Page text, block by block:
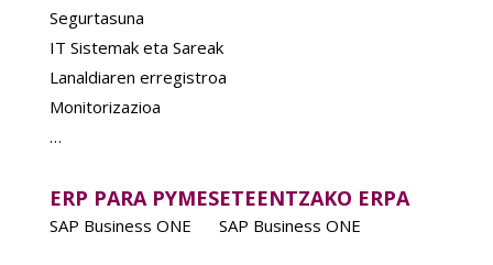
Segurtasuna
IT Sistemak eta Sareak
Lanaldiaren erregistroa
Monitorizazioa
…
ERP PARA PYMES
SAP Business ONE
ETEENTZAKO ERPA
SAP Business ONE